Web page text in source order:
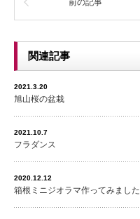
前の記事
関連記事
2021.3.20
旭山桜の盆栽
2021.10.7
フラダンス
2020.12.12
箱根ミニジオラマ作ってみました